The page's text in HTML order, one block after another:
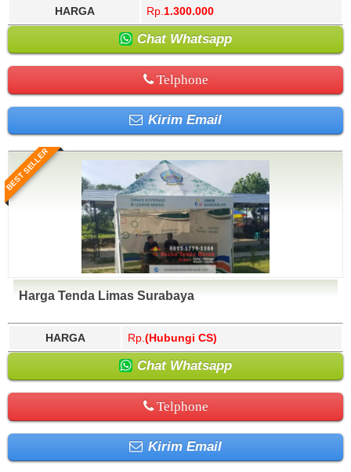
HARGA Rp. 1.300.000
Chat Whatsapp
Telphone
Kirim Email
BEST SELLER
Harga Tenda Limas Surabaya
HARGA Rp. (Hubungi CS)
Chat Whatsapp
Telphone
Kirim Email